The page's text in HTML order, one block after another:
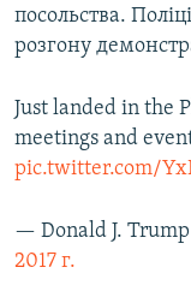
посольства.
розгону
Just landed in the
meetings and
pic.twitter.com/
— Donald J.
2017 г.